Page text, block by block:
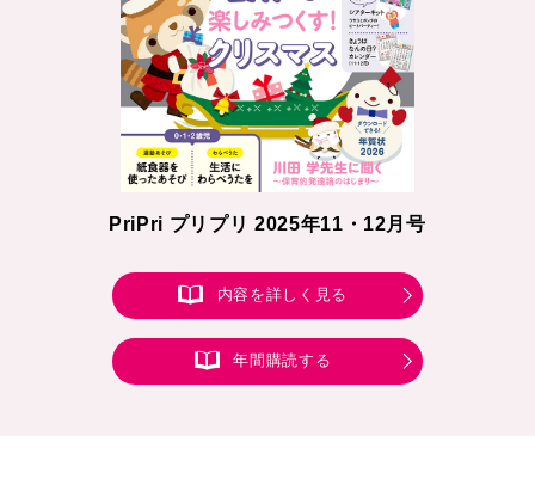
PriPri プリプリ 2025年11・12月号
内容を詳しく見る
年間購読する